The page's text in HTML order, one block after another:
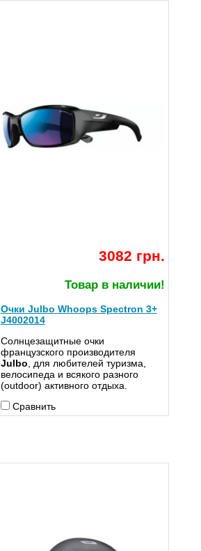
3082 грн.
Товар в наличии!
Очки Julbo Whoops Spectron 3+
J4002014
Солнцезащитные очки
французского производителя
Julbo , для любителей туризма,
велосипеда и всякого разного
(outdoor) активного отдыха.
Сравнить